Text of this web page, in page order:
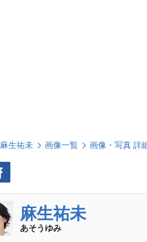
麻生祐未 画像一覧 画像・写真 詳
麻生祐未
あそうゆみ